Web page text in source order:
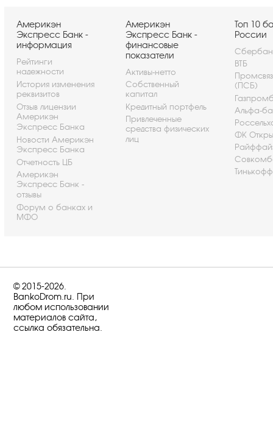
Америкэн
Экспресс Банк -
информация
Рейтинги
надежности
История изменения
реквизитов
Отзыв лицензии
Америкэн
Экспресс Банка
Новости Америкэн
Экспресс Банка
Отчетность ЦБ
Америкэн
Экспресс Банк -
отзывы
Форум о банках и
МФО
Америкэн
Экспресс Банк -
финансовые
показатели
Активы-нетто
Собственный
капитал
Кредитный портфель
Привлеченные
средства физических
лиц
Топ 10
России
ВТБ
(ПСБ)
Альфа-
ФК
© 2015-2026.
BankoDrom.ru. При
любом использовании
материалов сайта,
ссылка обязательна.